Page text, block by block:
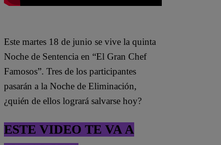
Este martes 18 de junio se vive la quinta
Noche de Sentencia en “El Gran Chef
Famosos”. Tres de los participantes
pasarán a la Noche de Eliminación,
¿quién de ellos logrará salvarse hoy?
ESTE VIDEO TE VA A